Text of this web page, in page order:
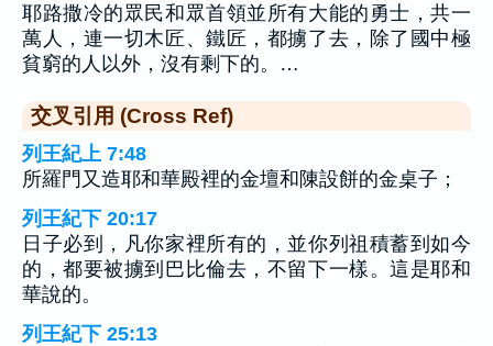
耶路撒冷的眾民和眾首領並所有大能的勇士，共一
萬人，連一切木匠、鐵匠，都擄了去，除了國中極
貧窮的人以外，沒有剩下的。…
交叉引用 (Cross Ref)
列王紀上 7:48
所羅門又造耶和華殿裡的金壇和陳設餅的金桌子；
列王紀下 20:17
日子必到，凡你家裡所有的，並你列祖積蓄到如今
的，都要被擄到巴比倫去，不留下一樣。這是耶和
華說的。
列王紀下 25:13